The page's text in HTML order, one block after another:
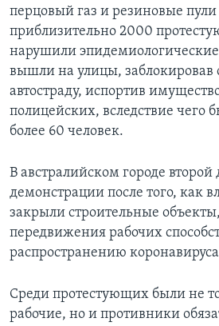
перцовый газ и резиновые пули
приблизительно 2000
нарушили
вышли на улицы,
автостраду, испортив
полицейских, вследствие чего
более 60 человек.
В австралийском городе второй
демонстрации после того, как
закрыли строительные
передвижения рабочих
распространению
Среди протестующих были не
рабочие, но и противники